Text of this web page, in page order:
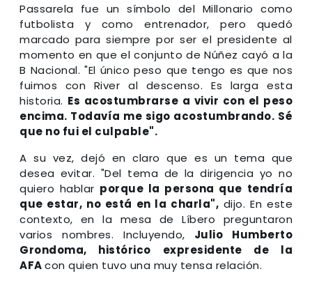
Passarela fue un símbolo del Millonario como
futbolista y como entrenador, pero quedó
marcado para siempre por ser el presidente al
momento en que el conjunto de Núñez cayó a la
B Nacional. "El único peso que tengo es que nos
fuimos con River al descenso. Es larga esta
historia. Es acostumbrarse a vivir con el peso
encima. Todavía me sigo acostumbrando. Sé
que no fui el culpable".
A su vez, dejó en claro que es un tema que
desea evitar. "Del tema de la dirigencia yo no
quiero hablar porque la persona que tendría
que estar, no está en la charla", dijo. En este
contexto, en la mesa de Líbero preguntaron
varios nombres. Incluyendo, Julio Humberto
Grondoma, histórico expresidente de la
AFAcon quien tuvo una muy tensa relación.